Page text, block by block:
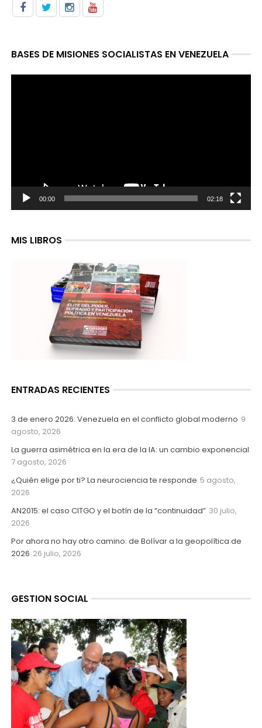
BASES DE MISIONES SOCIALISTAS EN VENEZUELA
00:00 02:18
MIS LIBROS
ENTRADAS RECIENTES
3 de enero 2026: Venezuela en el conflicto global moderno 9
agosto, 2026
La guerra asimétrica en la era de la IA: un cambio exponencial
7 agosto, 2026
¿Quién elige por ti? La neurociencia te responde 5 agosto,
2026
AN2015: el caso CITGO y el botín de la “continuidad” 30 julio,
2026
Por ahora no hay otro camino: de Bolívar a la geopolítica de
2026 26 julio, 2026
GESTION SOCIAL